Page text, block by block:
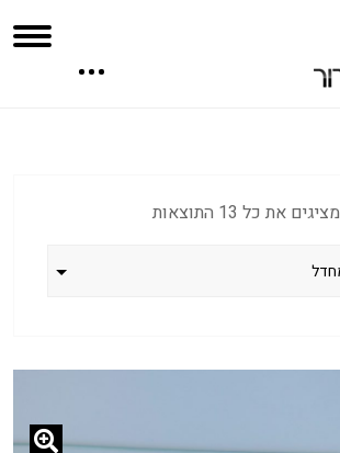
מציגים את כל ⁦13⁩ התוצאות